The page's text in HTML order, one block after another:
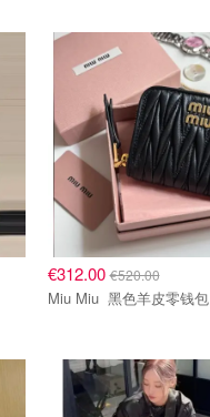
€312.00€520.00
Miu Miu 黑色羊皮零钱包